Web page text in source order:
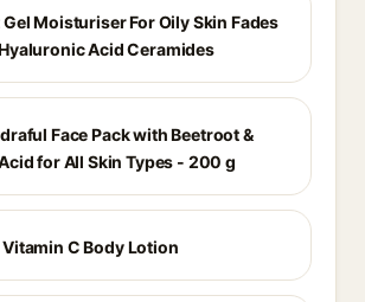
Moisturiser For Oily Skin Fades
Acid Ceramides
Face Pack with Beetroot &
for All Skin Types - 200 g
C Body Lotion